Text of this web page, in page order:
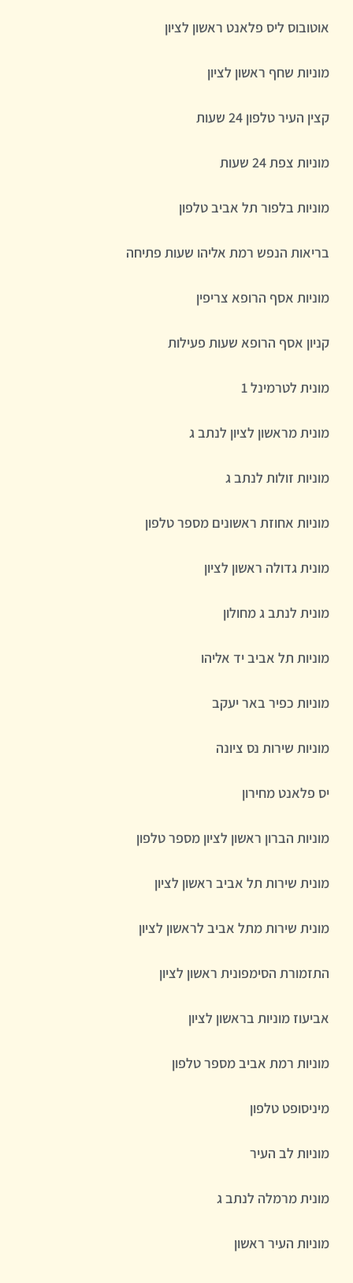
אוטובוס ליס פלאנט ראשון לציון
מוניות שחף ראשון לציון
קצין העיר טלפון 24 שעות
מוניות צפת 24 שעות
מוניות בלפור תל אביב טלפון
בריאות הנפש רמת אליהו שעות פתיחה
מוניות אסף הרופא צריפין
קניון אסף הרופא שעות פעילות
מונית לטרמינל 1
מונית מראשון לציון לנתב ג
מוניות זולות לנתב ג
מוניות אחוזת ראשונים מספר טלפון
מונית גדולה ראשון לציון
מונית לנתב ג מחולון
מוניות תל אביב יד אליהו
מוניות כפיר באר יעקב
מוניות שירות נס ציונה
יס פלאנט מחירון
מוניות הברון ראשון לציון מספר טלפון
מונית שירות תל אביב ראשון לציון
מונית שירות מתל אביב לראשון לציון
התזמורת הסימפונית ראשון לציון
אביעוז מוניות בראשון לציון
מוניות רמת אביב מספר טלפון
מיניסופט טלפון
מוניות לב העיר
מונית מרמלה לנתב ג
מוניות העיר ראשון